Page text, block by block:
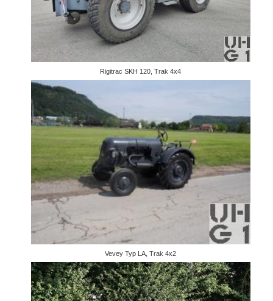
Rigitrac SKH 120, Trak 4x4
Vevey Typ LA, Trak 4x2